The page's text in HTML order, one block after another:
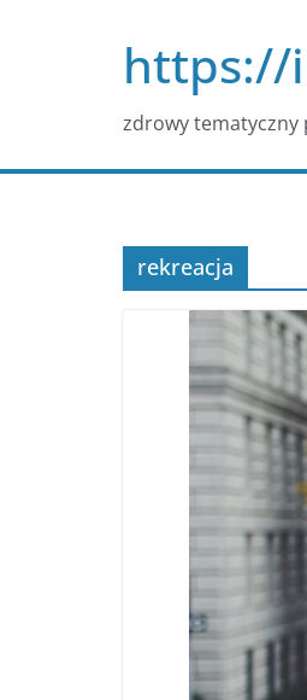
https://
zdrowy tematyczny
rekreacja